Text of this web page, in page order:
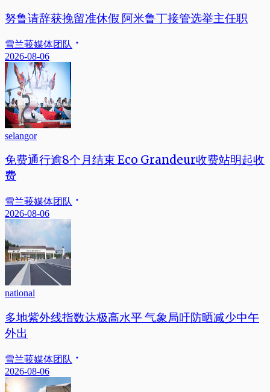
努鲁请辞获挽留准休假 阿米鲁丁接管选举主任职
雪兰莪媒体团队
2026-08-06
selangor
免费通行逾8个月结束 Eco Grandeur收费站明起收
费
雪兰莪媒体团队
2026-08-06
national
多地紫外线指数达极高水平 气象局吁防晒减少中午
外出
雪兰莪媒体团队
2026-08-06